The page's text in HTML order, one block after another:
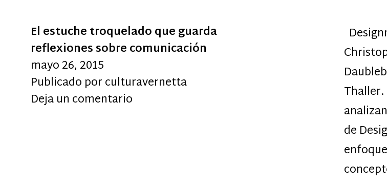
El estuche troquelado que guarda
reflexiones sobre comunicación
mayo 26, 2015
Publicado porculturavernetta
Deja un comentario
de